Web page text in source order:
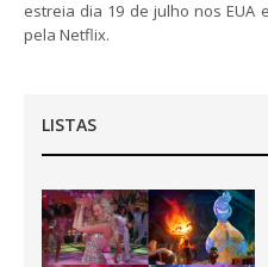
estreia dia 19 de julho nos EUA
pela Netflix.
LISTAS